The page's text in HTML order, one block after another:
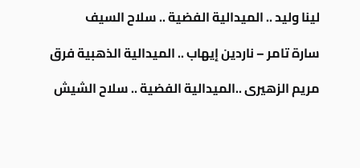
لينا وليد .. الميدالية الفضية .. سلاح السيف
سارة تامر – ناردين إيهاب .. الميدالية الذهبية فرق
مريم الزهيرى ..الميدالية الفضية .. سلاح الشيش